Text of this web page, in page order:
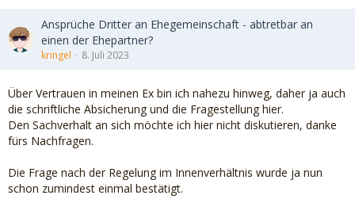
Ansprüche Dritter an Ehegemeinschaft - abtretbar an
einen der Ehepartner?
kringel 8. Juli 2023
Über Vertrauen in meinen Ex bin ich nahezu hinweg, daher ja auch
die schriftliche Absicherung und die Fragestellung hier.
Den Sachverhalt an sich möchte ich hier nicht diskutieren, danke
fürs Nachfragen.
Die Frage nach der Regelung im Innenverhältnis wurde ja nun
schon zumindest einmal bestätigt.